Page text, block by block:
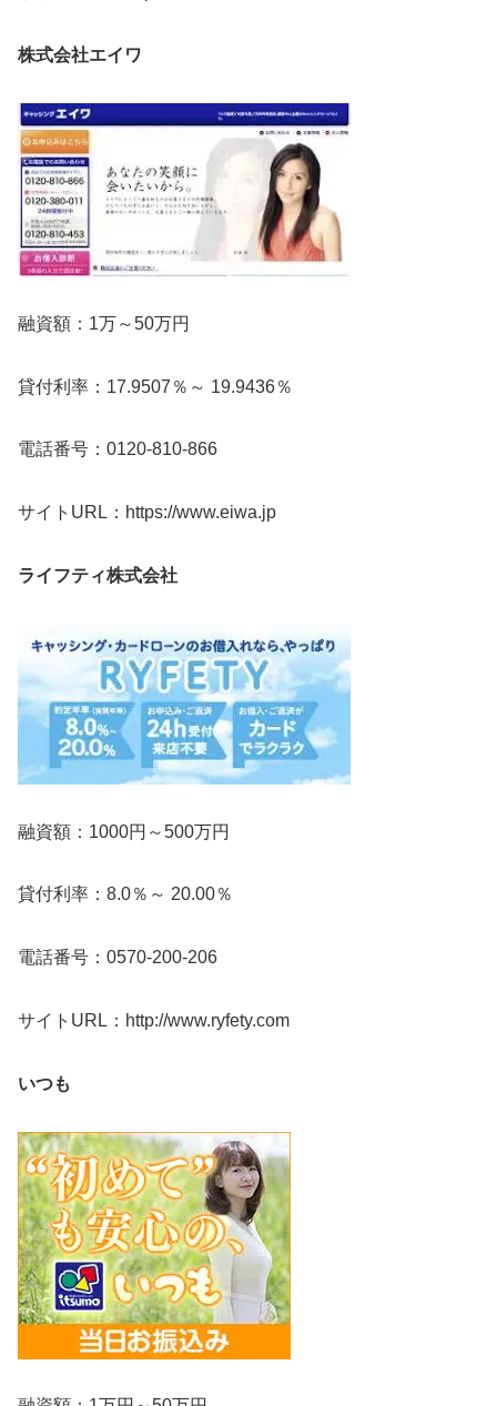
株式会社エイワ
融資額：1万～50万円
貸付利率：17.9507％～ 19.9436％
電話番号：0120-810-866
サイトURL：https://www.eiwa.jp
ライフティ株式会社
融資額：1000円～500万円
貸付利率：8.0％～ 20.00％
電話番号：0570-200-206
サイトURL：http://www.ryfety.com
いつも